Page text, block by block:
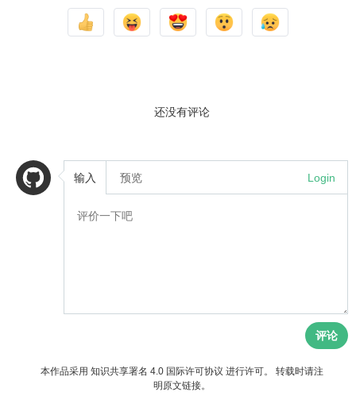
还没有评论
输入 预览 Login
评论
本作品采用 知识共享署名 4.0 国际许可协议 进行许可。 转载时请注
明原文链接。